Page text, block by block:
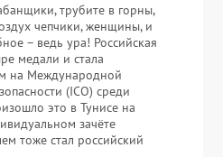
трубите в горны,
чепчики, женщины, и
– ведь ура! Российская
медали и стала
на Международной
(ICO) среди
это в Тунисе на
зачёте
тоже стал российский